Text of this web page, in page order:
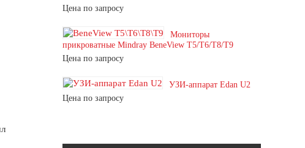
Цена по запросу
Мониторы
прикроватные Mindray BeneView T5/T6/T8/T9
Цена по запросу
УЗИ-аппарат Edan U2
Цена по запросу